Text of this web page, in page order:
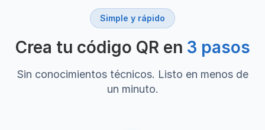
Simple y rápido
Crea tu código QR en 3 pasos
Sin conocimientos técnicos. Listo en menos de
un minuto.